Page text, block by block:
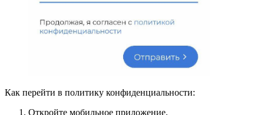
Как перейти в политику конфиденциальности:
Откройте мобильное приложение.